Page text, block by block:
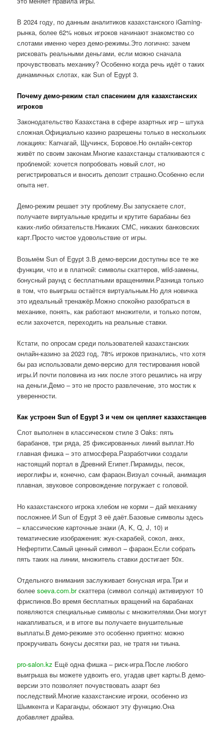
В 2024 году, по данным аналитиков казахстанского iGaming-
рынка, более 62% новых игроков начинают знакомство со
слотами именно через демо-режимы.Это логично: зачем
рисковать реальными деньгами, если можно сначала
прочувствовать механику? Особенно когда речь идёт о таких
динамичных слотах, как Sun of Egypt 3.
Почему демо-режим стал спасением для казахстанских
игроков
Законодательство Казахстана в сфере азартных игр – штука
сложная.Официально казино разрешены только в нескольких
локациях: Капчагай, Щучинск, Боровое.Но онлайн-сектор
живёт по своим законам.Многие казахстанцы сталкиваются с
проблемой: хочется попробовать новый слот, но
регистрироваться и вносить депозит страшно.Особенно если
опыта нет.
Демо-режим решает эту проблему.Вы запускаете слот,
получаете виртуальные кредиты и крутите барабаны без
каких-либо обязательств.Никаких СМС, никаких банковских
карт.Просто чистое удовольствие от игры.
Возьмём Sun of Egypt 3.В демо-версии доступны все те же
функции, что и в платной: символы скаттеров, wild-замены,
бонусный раунд с бесплатными вращениями.Разница только
в том, что выигрыш остаётся виртуальным.Но для новичка
это идеальный тренажёр.Можно спокойно разобраться в
механике, понять, как работают множители, и только потом,
если захочется, переходить на реальные ставки.
Кстати, по опросам среди пользователей казахстанских
онлайн-казино за 2023 год, 78% игроков признались, что хотя
бы раз использовали демо-версию для тестирования новой
игры.И почти половина из них после этого решились на игру
на деньги.Демо – это не просто развлечение, это мостик к
уверенности.
Как устроен Sun of Egypt 3 и чем он цепляет казахстанцев
Слот выполнен в классическом стиле 3 Oaks: пять
барабанов, три ряда, 25 фиксированных линий выплат.Но
главная фишка – это атмосфера.Разработчики создали
настоящий портал в Древний Египет.Пирамиды, песок,
иероглифы и, конечно, сам фараон.Визуал сочный, анимация
плавная, звуковое сопровождение погружает с головой.
Но казахстанского игрока хлебом не корми – дай механику
посложнее.И Sun of Egypt 3 её даёт.Базовые символы здесь
– классические карточные знаки (A, K, Q, J, 10) и
тематические изображения: жук-скарабей, сокол, анкх,
Нефертити.Самый ценный символ – фараон.Если собрать
пять таких на линии, множитель ставки достигает 50x.
Отдельного внимания заслуживает бонусная игра.Три и
болееsoeva.com.brскаттера (символ солнца) активируют 10
фриспинов.Во время бесплатных вращений на барабанах
появляются специальные символы с множителями.Они могут
накапливаться, и в итоге вы получаете внушительные
выплаты.В демо-режиме это особенно приятно: можно
прокручивать бонусы десятки раз, не тратя ни тиына.
pro-salon.kz Ещё одна фишка – риск-игра.После любого
выигрыша вы можете удвоить его, угадав цвет карты.В демо-
версии это позволяет почувствовать азарт без
последствий.Многие казахстанские игроки, особенно из
Шымкента и Караганды, обожают эту функцию.Она
добавляет драйва.